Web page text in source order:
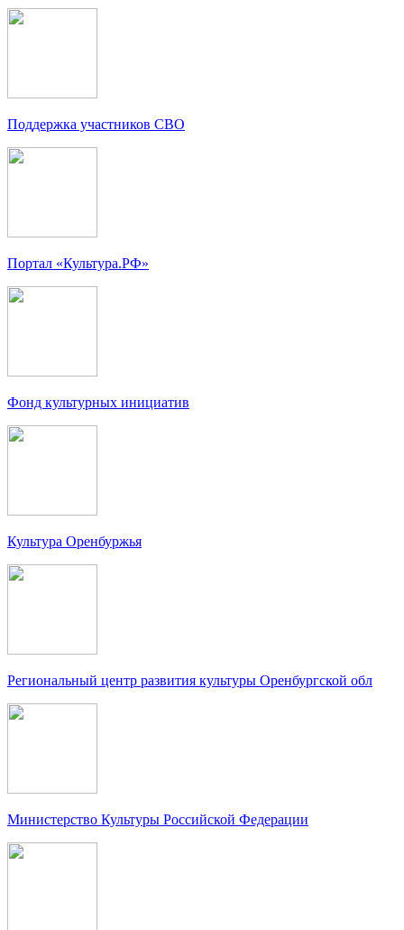
Поддержка участников СВО
Портал «Культура.РФ»
Фонд культурных инициатив
Культура Оренбуржья
Региональный центр развития культуры Оренбургской обл
Министерство Культуры Российской Федерации